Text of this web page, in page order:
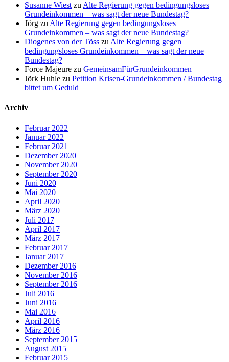
Susanne Wiest zu Alte Regierung gegen bedingungsloses
Grundeinkommen – was sagt der neue Bundestag?
Jörg zu Alte Regierung gegen bedingungsloses
Grundeinkommen – was sagt der neue Bundestag?
Diogenes von der Töss zu Alte Regierung gegen
bedingungsloses Grundeinkommen – was sagt der neue
Bundestag?
Force Majeure zu GemeinsamFürGrundeinkommen
Jörk Huhle zu Petition Krisen-Grundeinkommen / Bundestag
bittet um Geduld
Archiv
Februar 2022
Januar 2022
Februar 2021
Dezember 2020
November 2020
September 2020
Juni 2020
Mai 2020
April 2020
März 2020
Juli 2017
April 2017
März 2017
Februar 2017
Januar 2017
Dezember 2016
November 2016
September 2016
Juli 2016
Juni 2016
Mai 2016
April 2016
März 2016
September 2015
August 2015
Februar 2015